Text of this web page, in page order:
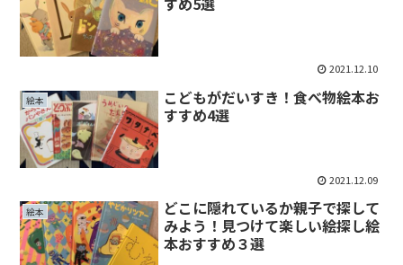
2021.12.10
絵本
こどもがだいすき！食べ物絵本お
すすめ4選
2021.12.09
絵本
どこに隠れているか親子で探して
みよう！見つけて楽しい絵探し絵
本おすすめ３選